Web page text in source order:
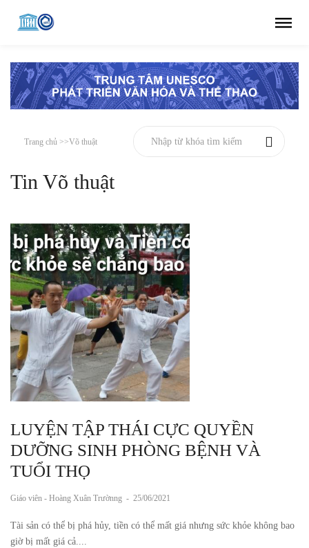
Trang chủ >>Võ thuật
Tin Võ thuật
LUYỆN TẬP THÁI CỰC QUYỀN
DƯỠNG SINH PHÒNG BỆNH VÀ
TUỔI THỌ
Giáo viên - Hoàng Xuân Trườnng - 25/06/2021
Tài sản có thể bị phá hủy, tiền có thể mất giá nhưng sức khỏe không bao
giờ bị mất giá cả....